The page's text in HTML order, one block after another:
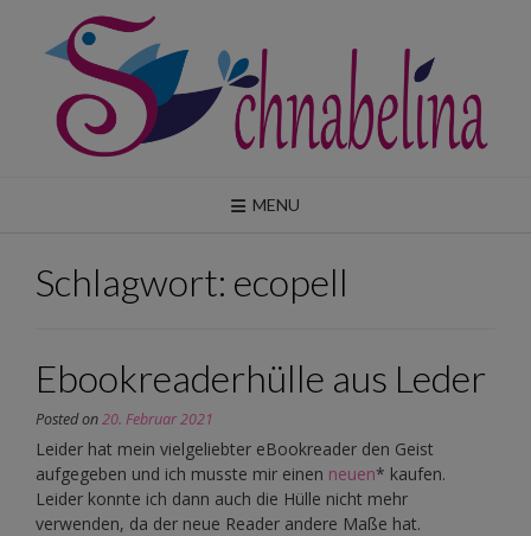
content
MENU
Schlagwort: ecopell
Ebookreaderhülle aus Leder
Posted on20. Februar 2021
Leider hat mein vielgeliebter eBookreader den Geist
aufgegeben und ich musste mir einen neuen* kaufen.
Leider konnte ich dann auch die Hülle nicht mehr
verwenden, da der neue Reader andere Maße hat.